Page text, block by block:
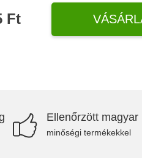
Ft
Ellenőrzött magyar
minőségi termékekkel